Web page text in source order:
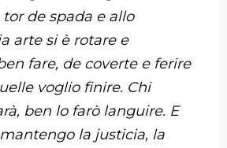
de spada e allo
arte si è rotare e
fare, de coverte e ferire
voglio finire. Chi
ben lo farò languire. E
la justicia, la